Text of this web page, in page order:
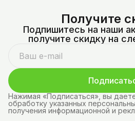
Получите
Подпишитесь на наши
получите скидку на
Нажимая «Подписаться», вы
обработку указанных
получения информационной и